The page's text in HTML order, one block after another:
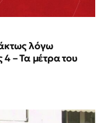
λόγω
– Τα μέτρα του